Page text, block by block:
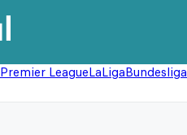
Premier LeagueLaLigaBundesliga